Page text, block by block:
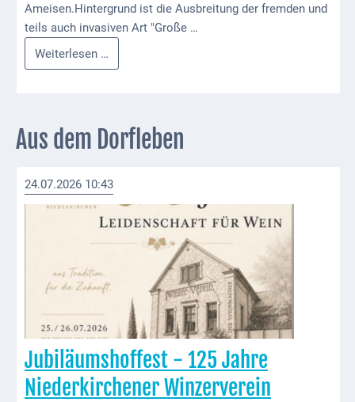
Schulbilder
Datenschutz
und Events
Freizeit
Wandern/Nord.Walking
VG
Musikschule
und VHS
Ameisen.Hintergrund ist die Ausbreitung der fremden und
teils auch invasiven Art "Große …
Weiterlesen …
zur
(Tapinoma
magnum)
Aus dem Dorfleben
24.07.2026 10:43
Jubiläumshoffest - 125 Jahre
Niederkirchener Winzerverein